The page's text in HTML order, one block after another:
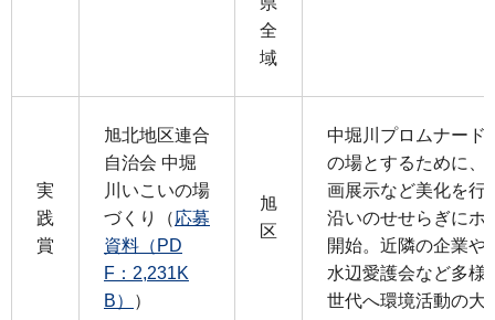
全
域
実
践
賞
旭北地区連合
自治会 中堀
川いこいの場
づくり（応募
資料（PD
F：2,231K
B）
）
旭
区
中堀川プロムナード
の場とするために、
画展示など美化を行
沿いのせせらぎにホ
開始。近隣の企業や
水辺愛護会など多様
世代へ環境活動の大